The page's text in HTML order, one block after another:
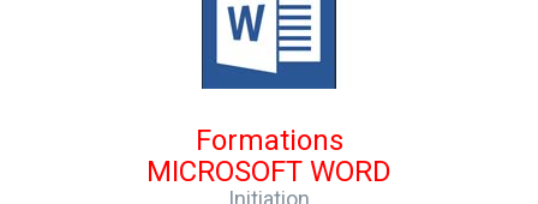
Formations
MICROSOFT WORD
Initiation